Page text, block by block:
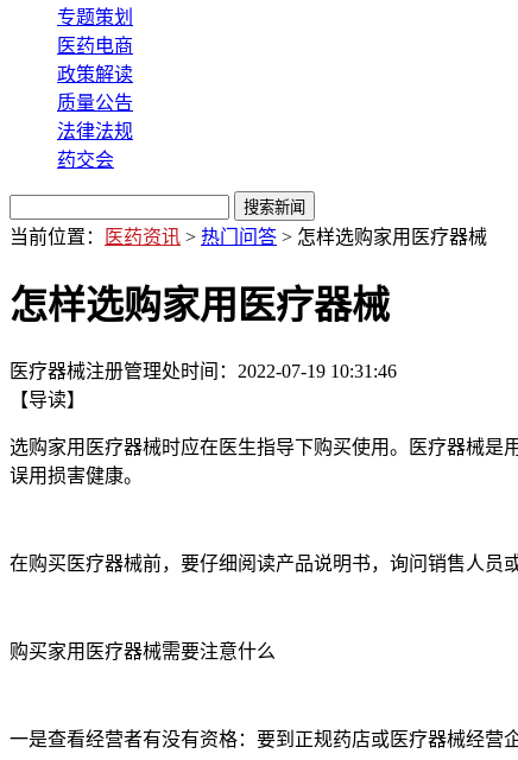
专题策划
医药电商
政策解读
质量公告
法律法规
药交会
当前位置： 医药资讯 > 热门问答 > 怎样选购家用医疗器械
怎样选购家用医疗器械
医疗器械注册管理处时间： 2022-07-19 10:31:46
【导读】
选购家用医疗器械时应在医生指导下购买使用。医疗器械
误用损害健康。
在购买医疗器械前，要仔细阅读产品说明书，询问销售人员
购买家用医疗器械需要注意什么
一是查看经营者有没有资格：要到正规药店或医疗器械经营